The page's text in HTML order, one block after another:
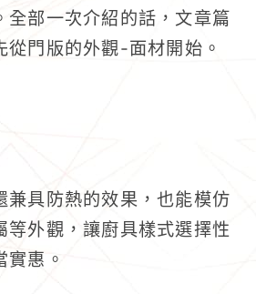
全部一次介紹的話，文章篇
從門版的外觀-面材開始。
兼具防熱的效果，也能模仿
等外觀，讓廚具樣式選擇性
實惠。